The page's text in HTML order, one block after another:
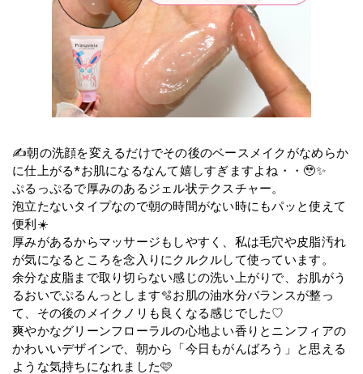
✍️朝の洗顔を変えるだけでその後のベースメイクがなめらか
に仕上がる*お肌になるなんて嬉しすぎますよね・・🥹✨
ぷるっぷるで厚みのあるジェル状テクスチャー。
泡立たないタイプなので朝の時間がない時にもパッと使えて
便利☀️
厚みがあるからマッサージもしやすく、私は毛穴や皮脂汚れ
が気になるところを念入りにクルクルして使っています。
余分な皮脂まで取り切らない感じの洗い上がりで、お肌がう
るおいでぷるんっとします🫧お肌の油水分バランスが整っ
て、その後のメイクノリも良くなる感じでした♡
爽やかなグリーンフローラルの心地よい香りとニンフィアの
かわいいデザインで、朝から「今日もがんばろう」と思える
ような気持ちになれました🩷